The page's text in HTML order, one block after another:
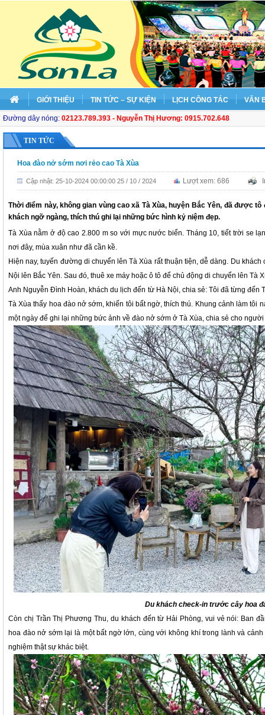
GIỚI THIỆU TIN TỨC – SỰ KIỆN LỊCH CÔNG TÁC VĂN
Đường dây nóng: 02123.789.393 - Nguyễn Thị Hương: 0915.702.648
TIN TỨC
Hoa đào nở sớm nơi rẻo cao Tà Xùa
Cập nhật: 25-10-2024 00:00:00 25 / 10 / 2024 Lượt xem: 686
Thời điểm này, không gian vùng cao xã Tà Xùa, huyện Bắc Yên, đã được
khách ngỡ ngàng, thích thú ghi lại những bức hình kỷ niệm đẹp.
Tà Xùa nằm ở độ cao 2.800 m so với mực nước biển. Tháng 10, tiết trời se
nơi đây, mùa xuân như đã cần kề.
Hiện nay, tuyến đường di chuyển lên Tà Xùa rất thuận tiện, dễ dàng. Du
Nội lên Bắc Yên. Sau đó, thuê xe máy hoặc ô tô để chủ động di chuyển lên Tà
Anh Nguyễn Đình Hoàn, khách du lịch đến từ Hà Nội, chia sẻ: Tôi đã từng đến
Tà Xùa thấy hoa đào nở sớm, khiến tôi bất ngờ, thích thú. Khung cảnh làm tôi
một ngày để ghi lại những bức ảnh về đào nở sớm ở Tà Xùa, chia sẻ cho
Du khách check-in trước cây hoa
Còn chị Trần Thị Phương Thu, du khách đến từ Hải Phòng, vui vẻ nói: Ban
hoa đào nở sớm lại là một bất ngờ lớn, cùng với không khí trong lành và
nghiệm thật sự khác biệt.